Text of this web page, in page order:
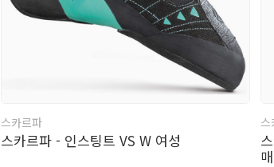
스카르파
스카르파 - 인스팅트 VS W 여성
스
매